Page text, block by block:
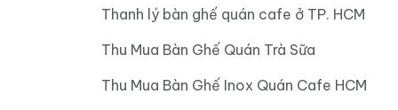
Thanh lý bàn ghế quán cafe ở TP. HCM
Thu Mua Bàn Ghế Quán Trà Sữa
Thu Mua Bàn Ghế Inox Quán Cafe HCM